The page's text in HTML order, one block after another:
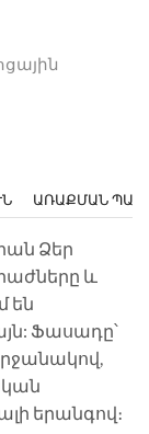
ԱՌԱՔՄԱՆ
Ձեր
և
են
Ֆասադը՝
երանգով։